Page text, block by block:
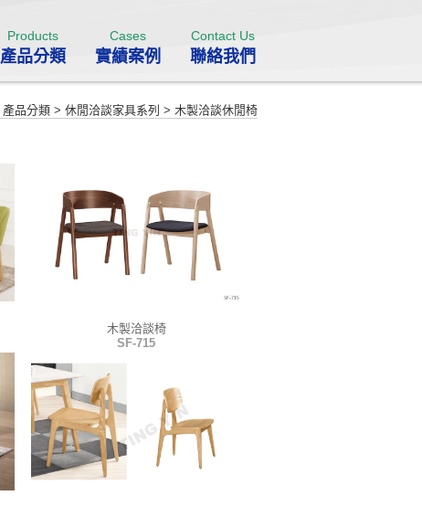
Products
產品分類
Cases
實績案例
Contact Us
聯絡我們
產品分類 > 休閒洽談家具系列 > 木製洽談休閒椅
木製洽談椅
SF-715